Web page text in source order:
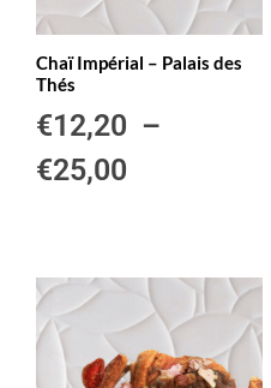
Chaï Impérial – Palais des
Thés
€12,20 –
€25,00